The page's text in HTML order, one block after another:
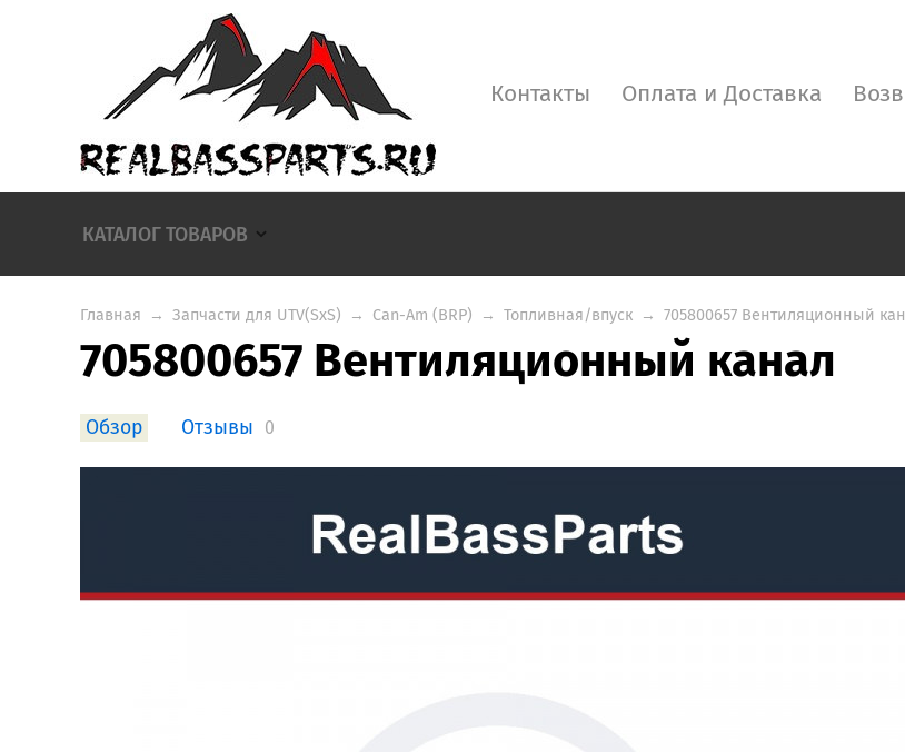
Контакты Оплата и Доставка
КАТАЛОГ ТОВАРОВ
Главная → Запчасти для UTV(SxS) → Can-Am (BRP) → Топливная/впуск → 705800657 Вентиляционный
705800657 Вентиляционный канал
Обзор Отзывы 0